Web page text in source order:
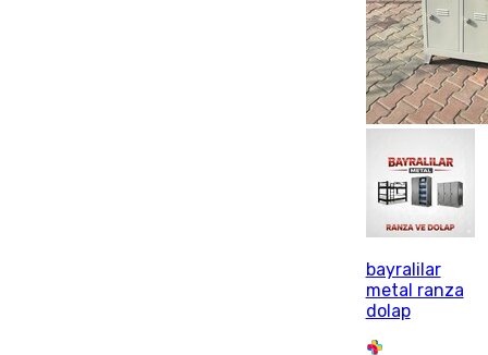
bayralilar
metal ranza
dolap